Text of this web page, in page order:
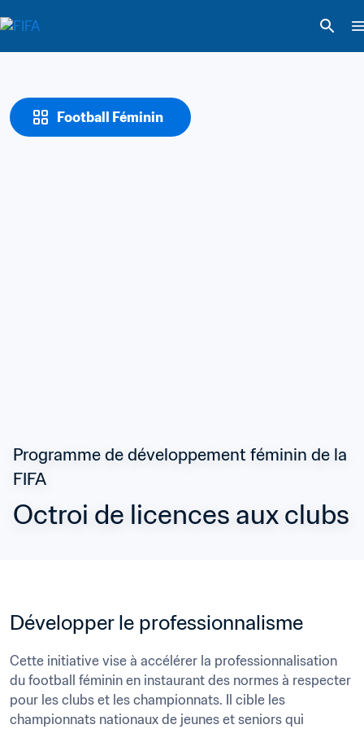
Football Féminin
Programme de développement féminin de la
FIFA
Octroi de licences aux clubs
Développer le professionnalisme
Cette initiative vise à accélérer la professionnalisation
du football féminin en instaurant des normes à respecter
pour les clubs et les championnats. Il cible les
championnats nationaux de jeunes et seniors qui